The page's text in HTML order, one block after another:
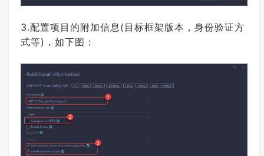
3.配置项目的附加信息(目标框架版本，身份验证方
式等)，如下图：